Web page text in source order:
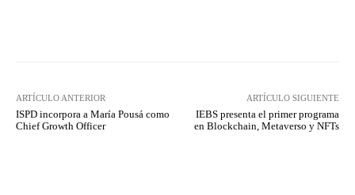
ARTÍCULO ANTERIOR
ISPD incorpora a María Pousá como
Chief Growth Officer
ARTÍCULO SIGUIENTE
IEBS presenta el primer programa
en Blockchain, Metaverso y NFTs